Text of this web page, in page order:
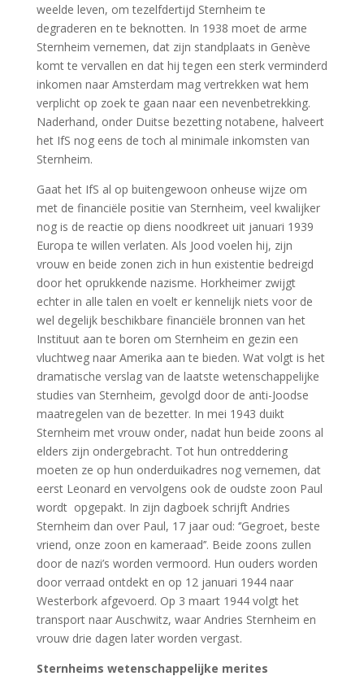
weelde leven, om tezelfdertijd Sternheim te
degraderen en te beknotten. In 1938 moet de arme
Sternheim vernemen, dat zijn standplaats in Genève
komt te vervallen en dat hij tegen een sterk verminderd
inkomen naar Amsterdam mag vertrekken wat hem
verplicht op zoek te gaan naar een nevenbetrekking.
Naderhand, onder Duitse bezetting notabene, halveert
het IfS nog eens de toch al minimale inkomsten van
Sternheim.
Gaat het IfS al op buitengewoon onheuse wijze om
met de financiële positie van Sternheim, veel kwalijker
nog is de reactie op diens noodkreet uit januari 1939
Europa te willen verlaten. Als Jood voelen hij, zijn
vrouw en beide zonen zich in hun existentie bedreigd
door het oprukkende nazisme. Horkheimer zwijgt
echter in alle talen en voelt er kennelijk niets voor de
wel degelijk beschikbare financiële bronnen van het
Instituut aan te boren om Sternheim en gezin een
vluchtweg naar Amerika aan te bieden. Wat volgt is het
dramatische verslag van de laatste wetenschappelijke
studies van Sternheim, gevolgd door de anti-Joodse
maatregelen van de bezetter. In mei 1943 duikt
Sternheim met vrouw onder, nadat hun beide zoons al
elders zijn ondergebracht. Tot hun ontreddering
moeten ze op hun onderduikadres nog vernemen, dat
eerst Leonard en vervolgens ook de oudste zoon Paul
wordt opgepakt. In zijn dagboek schrijft Andries
Sternheim dan over Paul, 17 jaar oud: ‘’Gegroet, beste
vriend, onze zoon en kameraad’’. Beide zoons zullen
door de nazi’s worden vermoord. Hun ouders worden
door verraad ontdekt en op 12 januari 1944 naar
Westerbork afgevoerd. Op 3 maart 1944 volgt het
transport naar Auschwitz, waar Andries Sternheim en
vrouw drie dagen later worden vergast.
Sternheims wetenschappelijke merites